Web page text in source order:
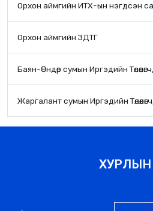
Орхон аймгийн ИТХ-ын нэгдсэн
Орхон аймгийн ЗДТГ
Баян-Өндөр сумын Иргэдийн
Жаргалант сумын Иргэдийн
ХУРЛЫН